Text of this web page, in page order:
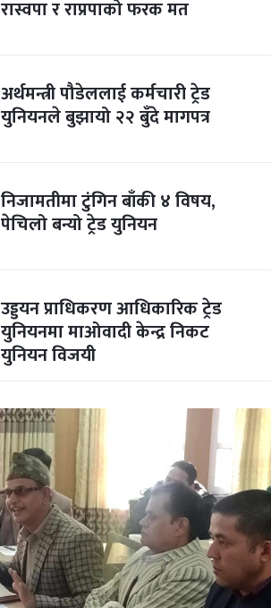
रास्वपा र राप्रपाको फरक मत
अर्थमन्त्री पौडेललाई कर्मचारी ट्रेड
युनियनले बुझायो २२ बुँदे मागपत्र
निजामतीमा टुंगिन बाँकी ४ विषय,
पेचिलो बन्यो ट्रेड युनियन
उड्डयन प्राधिकरण आधिकारिक ट्रेड
युनियनमा माओवादी केन्द्र निकट
युनियन विजयी